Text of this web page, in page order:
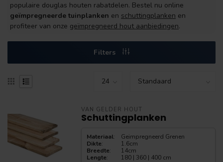
populaire douglas houten rabatdelen. Bestel nu online
geïmpregneerde tuinplanken en schuttingplanken en
profiteer van onze geïmpregneerd hout aanbiedingen.
Filters
VAN GELDER HOUT
Schuttingplanken
Materiaal:
Geimpregneerd Grenen
Dikte:
1.6cm
Breedte:
14cm
Lengte: 180 | 360 | 400 cm